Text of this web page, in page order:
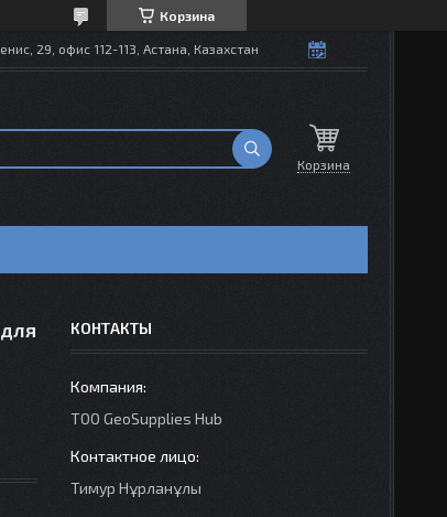
Корзина
29, офис 112-113, Астана, Казахстан
Корзина
КОНТАКТЫ
TOO GeoSupplies Hub
Тимур Нұрланұлы